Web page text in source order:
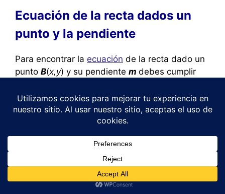
Ecuación de la recta dados un
punto y la pendiente
Para encontrar la ecuación de la recta dado un
punto B(x,y) y su pendiente m debes cumplir
Uno.Reemplazar las coordenadas (x,y) del
en la ecuación explícita de la recta
= mx +
y=mx+b
Dos.Sustituir el valor de la pendientem.